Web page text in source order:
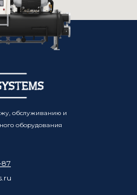
87
обслуживанию и
оборудования